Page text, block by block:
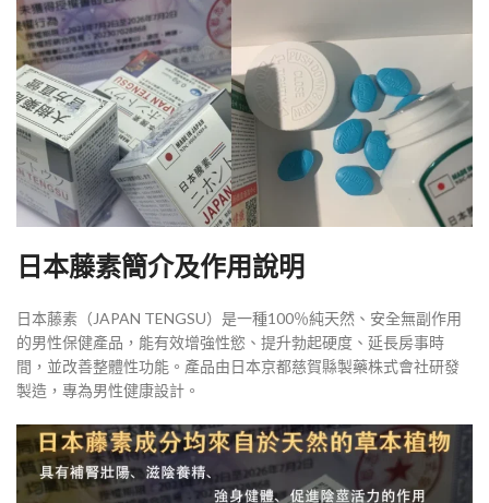
日本藤素簡介及作用說明
日本藤素（JAPAN TENGSU）是一種100％純天然、安全無副作用
的男性保健產品，能有效增強性慾、提升勃起硬度、延長房事時
間，並改善整體性功能。產品由日本京都慈賀縣製藥株式會社研發
製造，專為男性健康設計。